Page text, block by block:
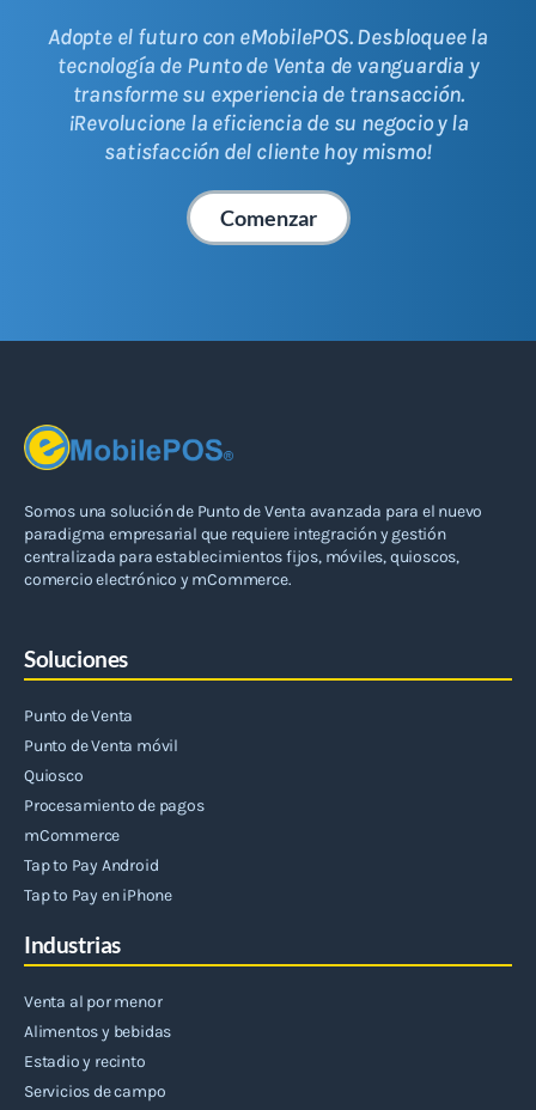
Adopte el futuro con eMobilePOS. Desbloquee la
tecnología de Punto de Venta de vanguardia y
transforme su experiencia de transacción.
¡Revolucione la eficiencia de su negocio y la
satisfacción del cliente hoy mismo!
Comenzar
Somos una solución de Punto de Venta avanzada para el nuevo
paradigma empresarial que requiere integración y gestión
centralizada para establecimientos fijos, móviles, quioscos,
comercio electrónico y mCommerce.
Soluciones
Punto de Venta
Punto de Venta móvil
Quiosco
Procesamiento de pagos
mCommerce
Tap to Pay Android
Tap to Pay en iPhone
Industrias
Venta al por menor
Alimentos y bebidas
Estadio y recinto
Servicios de campo